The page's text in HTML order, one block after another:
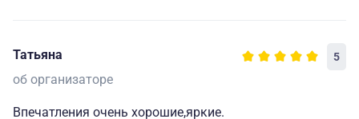
Татьяна 5
об организаторе
Впечатления очень хорошие,яркие.